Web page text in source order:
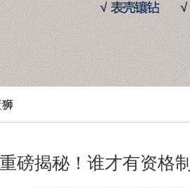
重磅揭秘！谁才有资格